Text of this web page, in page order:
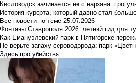
Кисловодск начинается не с нарзана:
История курорта, который давно стал
Все новости по теме 25.07.2026
Фонтаны Ставрополя 2026: летний гид для
Как Емануэлевский парк в Пятигорске
Не верьте запаху сероводорода: парк
Здесь про убийства